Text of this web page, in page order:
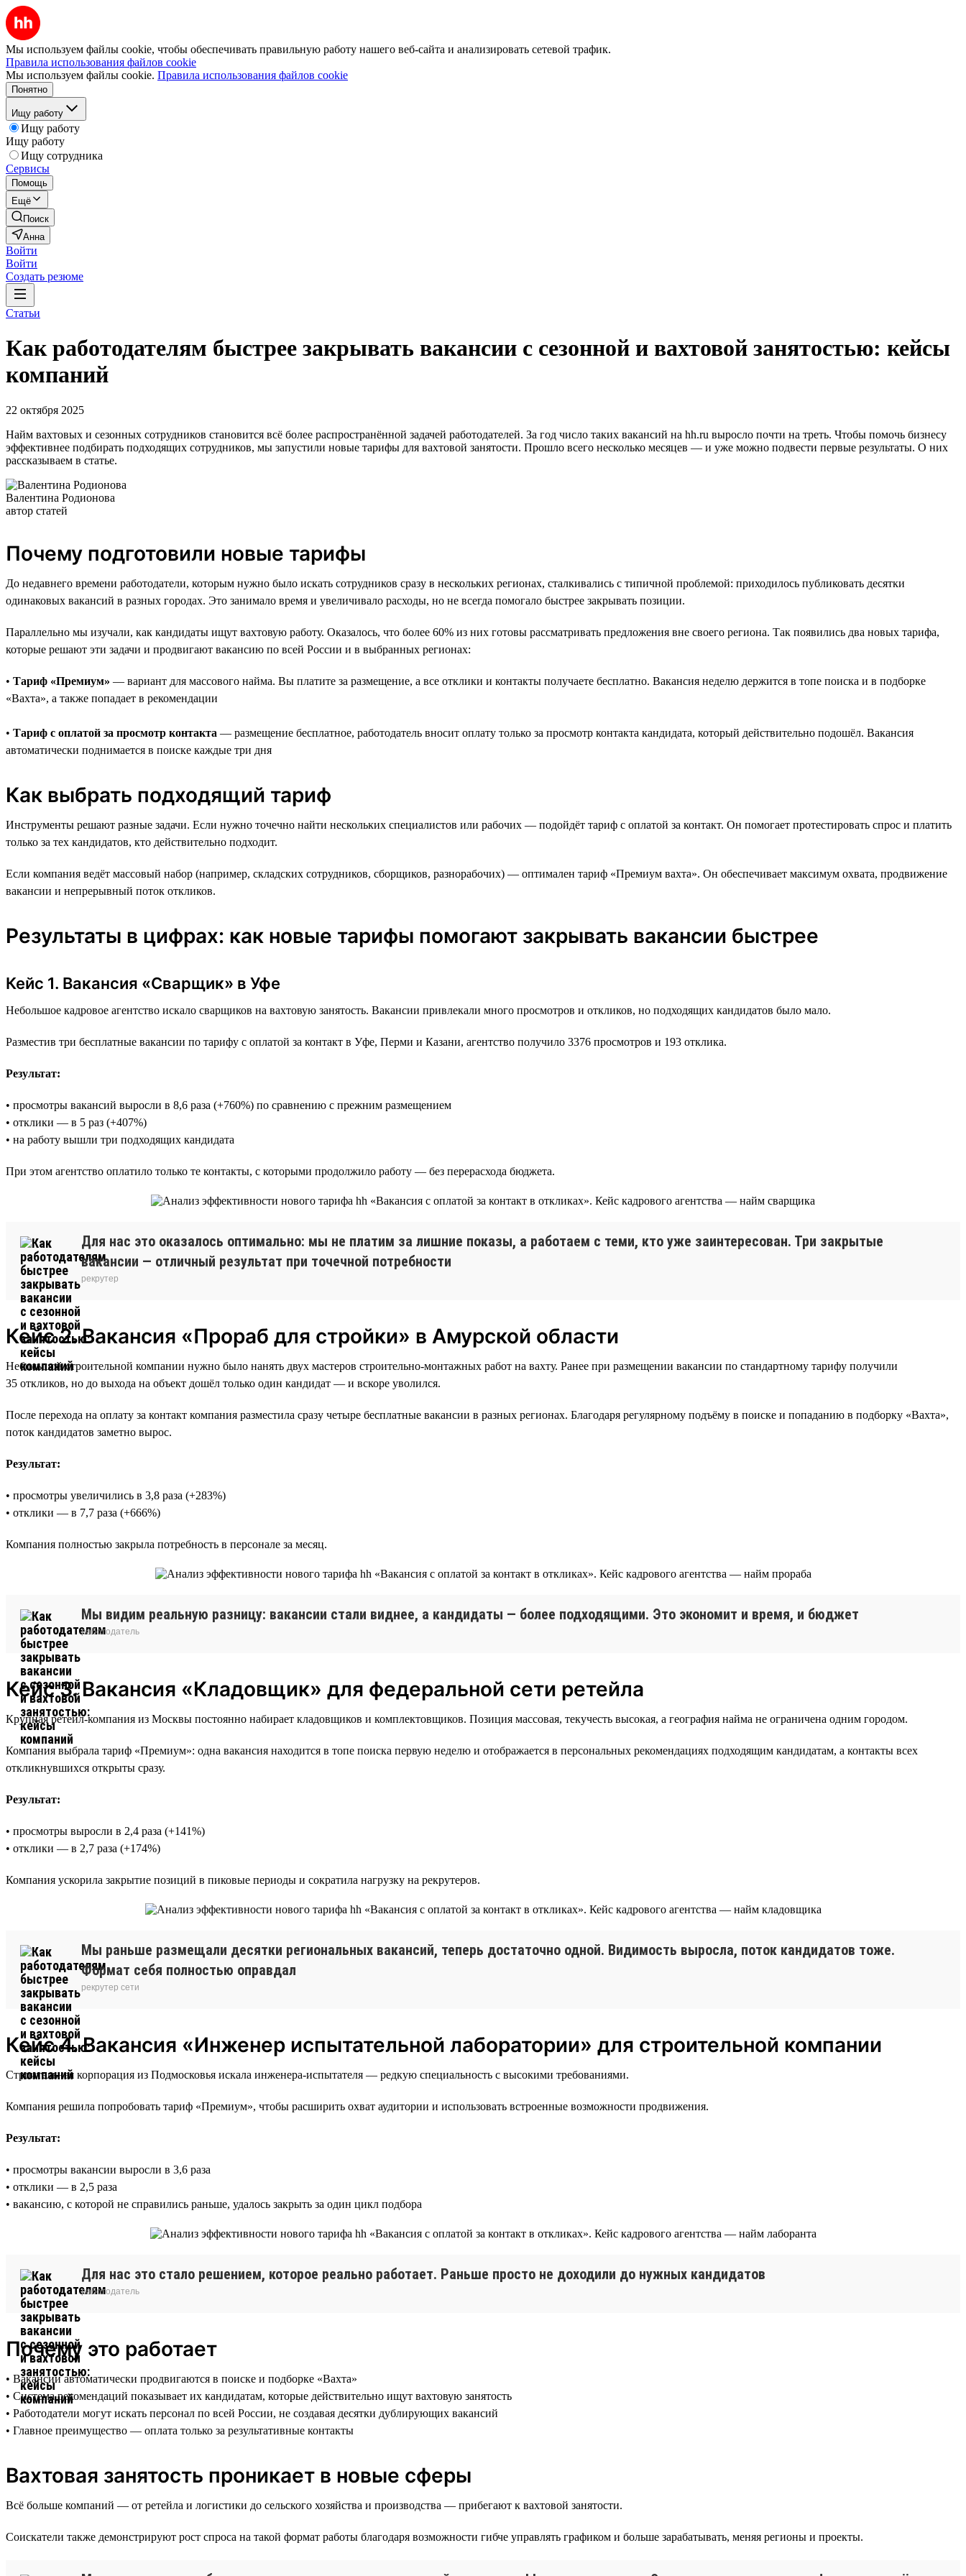
Мы используем файлы cookie, чтобы обеспечивать правильную работу нашего веб-сайта и анализировать сетевой трафик.
Правила использования файлов cookie
Мы используем файлы cookie. Правила использования файлов cookie
Понятно
Ищу работу
Ищу работу
Ищу работу
Ищу сотрудника
Сервисы
Помощь
Ещё
Поиск
Анна
Войти
Войти
Создать резюме
Статьи
Как работодателям быстрее закрывать вакансии с сезонной и вахтовой занятостью: кейсы
компаний
22 октября 2025
Найм вахтовых и сезонных сотрудников становится всё более распространённой задачей работодателей. За год число таких вакансий на hh.ru выросло почти на треть. Чтобы помочь бизнесу
эффективнее подбирать подходящих сотрудников, мы запустили новые тарифы для вахтовой занятости. Прошло всего несколько месяцев — и уже можно подвести первые результаты. О них
рассказываем в статье.
Валентина Родионова
автор статей
Почему подготовили новые тарифы
До недавнего времени работодатели, которым нужно было искать сотрудников сразу в нескольких регионах, сталкивались с типичной проблемой: приходилось публиковать десятки
одинаковых вакансий в разных городах. Это занимало время и увеличивало расходы, но не всегда помогало быстрее закрывать позиции.
Параллельно мы изучали, как кандидаты ищут вахтовую работу. Оказалось, что более 60% из них готовы рассматривать предложения вне своего региона. Так появились два новых тарифа,
которые решают эти задачи и продвигают вакансию по всей России и в выбранных регионах:
• Тариф «Премиум» — вариант для массового найма. Вы платите за размещение, а все отклики и контакты получаете бесплатно. Вакансия неделю держится в топе поиска и в подборке
«Вахта», а также попадает в рекомендации
• Тариф с оплатой за просмотр контакта — размещение бесплатное, работодатель вносит оплату только за просмотр контакта кандидата, который действительно подошёл. Вакансия
автоматически поднимается в поиске каждые три дня
Как выбрать подходящий тариф
Инструменты решают разные задачи. Если нужно точечно найти нескольких специалистов или рабочих — подойдёт тариф с оплатой за контакт. Он помогает протестировать спрос и платить
только за тех кандидатов, кто действительно подходит.
Если компания ведёт массовый набор (например, складских сотрудников, сборщиков, разнорабочих) — оптимален тариф «Премиум вахта». Он обеспечивает максимум охвата, продвижение
вакансии и непрерывный поток откликов.
Результаты в цифрах: как новые тарифы помогают закрывать вакансии быстрее
Кейс 1. Вакансия «Сварщик» в Уфе
Небольшое кадровое агентство искало сварщиков на вахтовую занятость. Вакансии привлекали много просмотров и откликов, но подходящих кандидатов было мало.
Разместив три бесплатные вакансии по тарифу с оплатой за контакт в Уфе, Перми и Казани, агентство получило 3376 просмотров и 193 отклика.
Результат:
• просмотры вакансий выросли в 8,6 раза (+760%) по сравнению с прежним размещением
• отклики — в 5 раз (+407%)
• на работу вышли три подходящих кандидата
При этом агентство оплатило только те контакты, с которыми продолжило работу — без перерасхода бюджета.
Для нас это оказалось оптимально: мы не платим за лишние показы, а работаем с теми, кто уже заинтересован. Три закрытые
вакансии — отличный результат при точечной потребности
рекрутер
Кейс 2. Вакансия «Прораб для стройки» в Амурской области
Небольшой строительной компании нужно было нанять двух мастеров строительно-монтажных работ на вахту. Ранее при размещении вакансии по стандартному тарифу получили
35 откликов, но до выхода на объект дошёл только один кандидат — и вскоре уволился.
После перехода на оплату за контакт компания разместила сразу четыре бесплатные вакансии в разных регионах. Благодаря регулярному подъёму в поиске и попаданию в подборку «Вахта»,
поток кандидатов заметно вырос.
Результат:
• просмотры увеличились в 3,8 раза (+283%)
• отклики — в 7,7 раза (+666%)
Компания полностью закрыла потребность в персонале за месяц.
Мы видим реальную разницу: вакансии стали виднее, а кандидаты — более подходящими. Это экономит и время, и бюджет
работодатель
Кейс 3. Вакансия «Кладовщик» для федеральной сети ретейла
Крупная ретейл-компания из Москвы постоянно набирает кладовщиков и комплектовщиков. Позиция массовая, текучесть высокая, а география найма не ограничена одним городом.
Компания выбрала тариф «Премиум»: одна вакансия находится в топе поиска первую неделю и отображается в персональных рекомендациях подходящим кандидатам, а контакты всех
откликнувшихся открыты сразу.
Результат:
• просмотры выросли в 2,4 раза (+141%)
• отклики — в 2,7 раза (+174%)
Компания ускорила закрытие позиций в пиковые периоды и сократила нагрузку на рекрутеров.
Мы раньше размещали десятки региональных вакансий, теперь достаточно одной. Видимость выросла, поток кандидатов тоже.
Формат себя полностью оправдал
рекрутер сети
Кейс 4. Вакансия «Инженер испытательной лаборатории» для строительной компании
Строительная корпорация из Подмосковья искала инженера-испытателя — редкую специальность с высокими требованиями.
Компания решила попробовать тариф «Премиум», чтобы расширить охват аудитории и использовать встроенные возможности продвижения.
Результат:
• просмотры вакансии выросли в 3,6 раза
• отклики — в 2,5 раза
• вакансию, с которой не справились раньше, удалось закрыть за один цикл подбора
Для нас это стало решением, которое реально работает. Раньше просто не доходили до нужных кандидатов
работодатель
Почему это работает
• Вакансии автоматически продвигаются в поиске и подборке «Вахта»
• Система рекомендаций показывает их кандидатам, которые действительно ищут вахтовую занятость
• Работодатели могут искать персонал по всей России, не создавая десятки дублирующих вакансий
• Главное преимущество — оплата только за результативные контакты
Вахтовая занятость проникает в новые сферы
Всё больше компаний — от ретейла и логистики до сельского хозяйства и производства — прибегают к вахтовой занятости.
Соискатели также демонстрируют рост спроса на такой формат работы благодаря возможности гибче управлять графиком и больше зарабатывать, меняя регионы и проекты.